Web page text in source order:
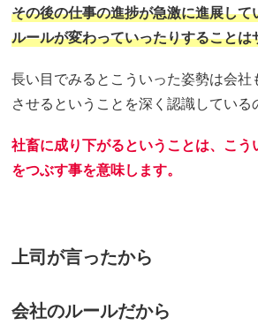
その後の仕事の進捗が急激に進展し
ルールが変わっていったりすることは
長い目でみるとこういった姿勢は会
させるということを深く認識している
社畜に成り下がるということは、こ
をつぶす事を意味します。
上司が言ったから
会社のルールだから